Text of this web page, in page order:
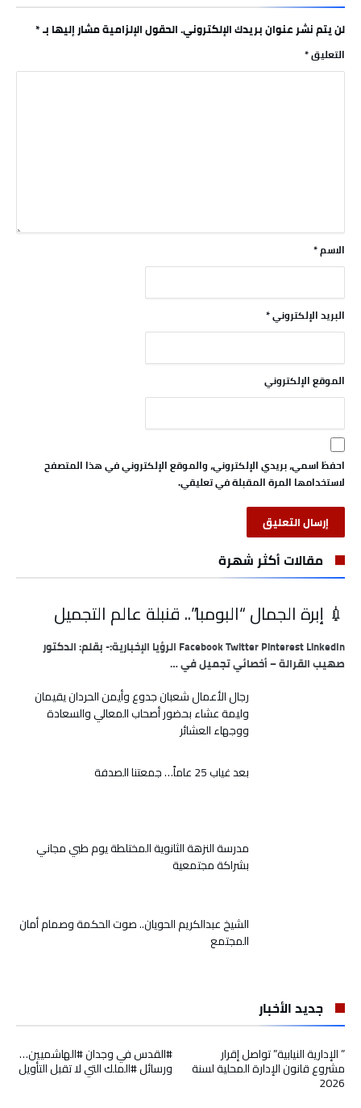
لن يتم نشر عنوان بريدك الإلكتروني.الحقول الإلزامية مشار إليها بـ*
التعليق*
الاسم*
البريد الإلكتروني*
الموقع الإلكتروني
احفظ اسمي، بريدي الإلكتروني، والموقع الإلكتروني في هذا المتصفح
لاستخدامها المرة المقبلة في تعليقي.
مقالات أكثر شهرة
💉 إبرة الجمال “البومبا”.. قنبلة عالم التجميل
Facebook Twitter Pinterest LinkedIn الرؤيا الإخبارية:- بقلم: الدكتور
صهيب القرالة – أخصائي تجميل في …
رجال الأعمال شعبان جدوع وأيمن الحردان يقيمان
وليمة عشاء بحضور أصحاب المعالي والسعادة
ووجهاء العشائر
بعد غياب 25 عاماً… جمعتنا الصدفة
مدرسة النزهة الثانوية المختلطة يوم طبي مجاني
بشراكة مجتمعية
الشيخ عبدالكريم الحويان.. صوت الحكمة وصمام أمان
المجتمع
جديد الأخبار
#القدس في وجدان #الهاشميين…
ورسائل #الملك التي لا تقبل التأويل
” الإدارية النيابية” تواصل إقرار
مشروع قانون الإدارة المحلية لسنة
2026